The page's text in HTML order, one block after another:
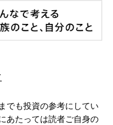
でも投資の参考にしてい
あたっては読者ご自身の